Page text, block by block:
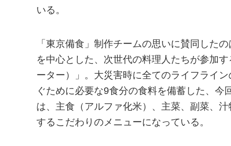
いる。
「東京備食」制作チームの思いに賛同した
を中心とした、次世代の料理人たちが参加
ーター）」。大災害時に全てのライフライ
ぐために必要な9食分の食料を備蓄した、
は、主食（アルファ化米）、主菜、副菜、
するこだわりのメニューになっている。